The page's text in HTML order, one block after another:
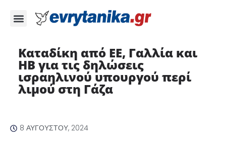
Καταδίκη από ΕΕ, Γαλλία και
ΗΒ για τις δηλώσεις
ισραηλινού υπουργού περί
λιμού στη Γάζα
8 ΑΥΓΟΎΣΤΟΥ, 2024